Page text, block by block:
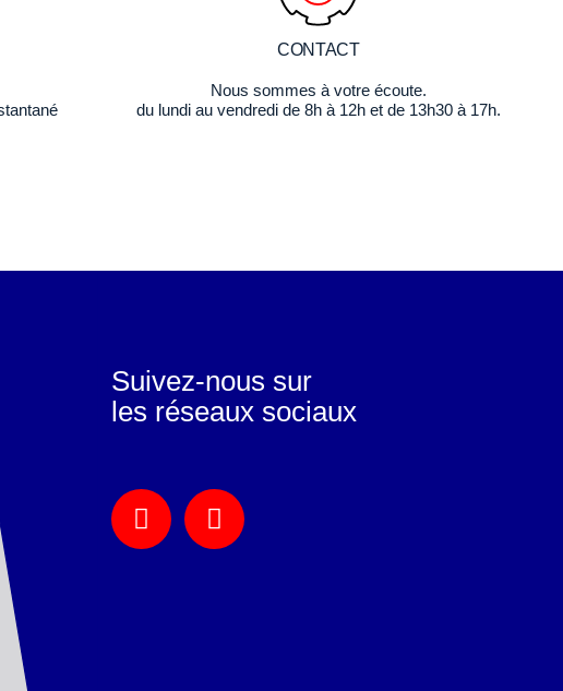
CONTACT
Nous sommes à votre écoute.
du lundi au vendredi de 8h à 12h et de 13h30 à 17h.
Suivez-nous sur
les réseaux sociaux